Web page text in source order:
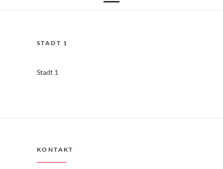
Immobilienverwaltung
STADT 1
Stadt 1
KONTAKT